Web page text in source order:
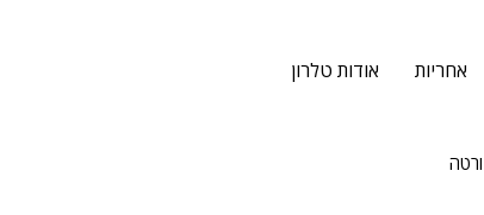
אחריות אודות טלרון